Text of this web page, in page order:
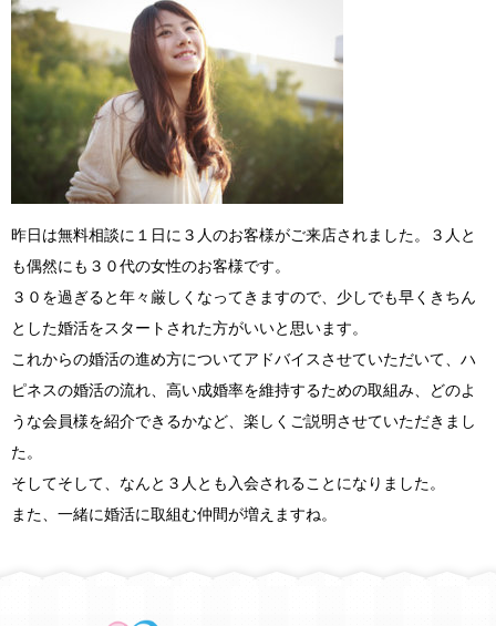
昨日は無料相談に１日に３人のお客様がご来店されました。３人と
も偶然にも３０代の女性のお客様です。
３０を過ぎると年々厳しくなってきますので、少しでも早くきちん
とした婚活をスタートされた方がいいと思います。
これからの婚活の進め方についてアドバイスさせていただいて、ハ
ピネスの婚活の流れ、高い成婚率を維持するための取組み、どのよ
うな会員様を紹介できるかなど、楽しくご説明させていただきまし
た。
そしてそして、なんと３人とも入会されることになりました。
また、一緒に婚活に取組む仲間が増えますね。